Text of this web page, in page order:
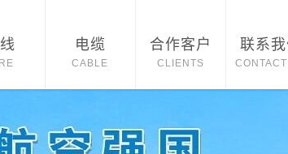
电缆
CABLE
合作客户
CLIENTS
联系